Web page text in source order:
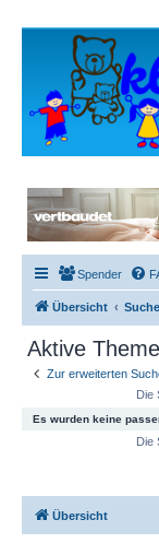
Spender
Übersicht Suche
Aktive
Zur erweiterten
Die
Es wurden keine
Die
Übersicht